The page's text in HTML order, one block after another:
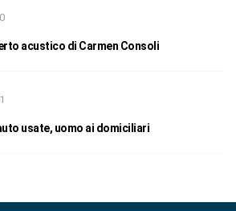
acustico di Carmen Consoli
usate, uomo ai domiciliari